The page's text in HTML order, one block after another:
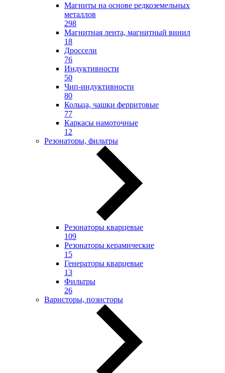
Магниты на основе редкоземельных
металлов
298
Магнитная лента, магнитный винил
18
Дроссели
76
Индуктивности
50
Чип-индуктивности
80
Кольца, чашки ферритовые
77
Каркасы намоточные
12
Резонаторы, фильтры
Резонаторы кварцевые
109
Резонаторы керамические
15
Генераторы кварцевые
13
Фильтры
26
Варисторы, позисторы